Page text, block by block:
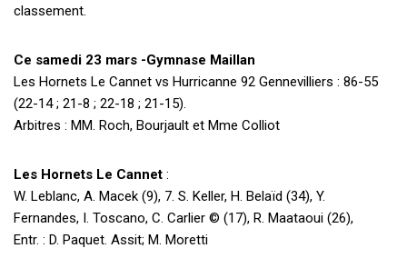
classement.
Ce samedi 23 mars -Gymnase Maillan
Les Hornets Le Cannet vs Hurricanne 92 Gennevilliers : 86-55
(22-14 ; 21-8 ; 22-18 ; 21-15).
Arbitres : MM. Roch, Bourjault et Mme Colliot
Les Hornets Le Cannet :
W. Leblanc, A. Macek (9), 7. S. Keller, H. Belaïd (34), Y.
Fernandes, I. Toscano, C. Carlier © (17), R. Maataoui (26),
Entr. : D. Paquet. Assit; M. Moretti